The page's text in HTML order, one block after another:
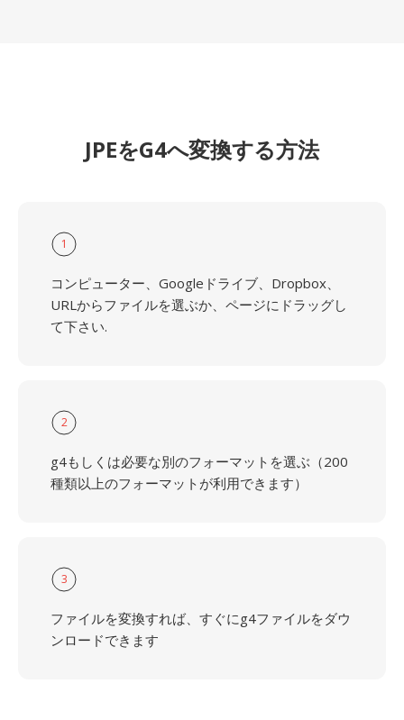
JPEをG4へ変換する方法
1
コンピューター、Googleドライブ、Dropbox、
URLからファイルを選ぶか、ページにドラッグし
て下さい.
2
g4もしくは必要な別のフォーマットを選ぶ（200
種類以上のフォーマットが利用できます）
3
ファイルを変換すれば、すぐにg4ファイルをダウ
ンロードできます